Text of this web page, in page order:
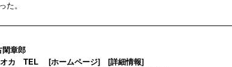
。
章郎
オカ TEL [ホームページ] [詳細情報]